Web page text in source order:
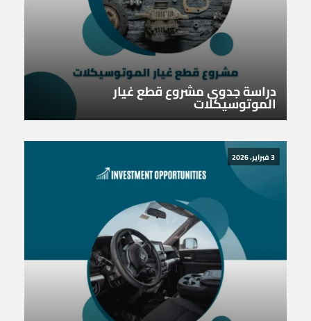
دراسة جدوى مشروع قطع غيار
الموتوسيكلات
3 فبراير، 2026